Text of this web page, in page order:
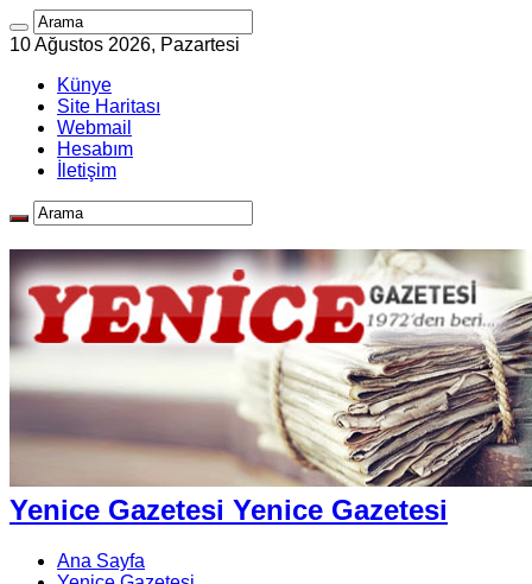
10 Ağustos 2026, Pazartesi
Künye
Site Haritası
Webmail
Hesabım
İletişim
Yenice Gazetesi Yenice Gazetesi
Ana Sayfa